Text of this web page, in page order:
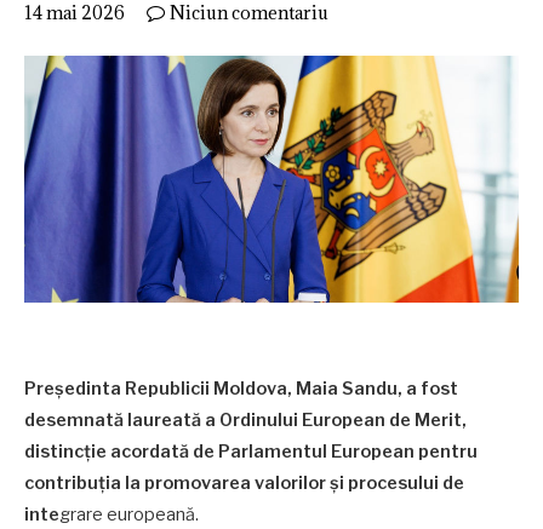
14 mai 2026 Niciun comentariu
Președinta Republicii Moldova, Maia Sandu, a fost
desemnată laureată a Ordinului European de Merit,
distincție acordată de Parlamentul European pentru
contribuția la promovarea valorilor și procesului de
integrare europeană.